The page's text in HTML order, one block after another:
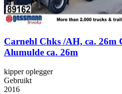
Carnehl Chks /AH, ca. 26m
Alumulde ca. 26m
kipper oplegger
Gebruikt
2016